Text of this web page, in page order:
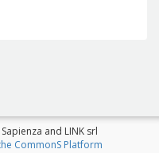
and LINK srl
CommonS Platform